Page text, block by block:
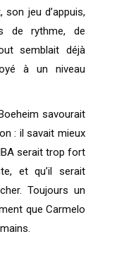
jeu d’appuis,
de rythme, de
semblait déjà
à un niveau
savourait
: il savait mieux
serait trop fort
et qu’il serait
Toujours un
que Carmelo